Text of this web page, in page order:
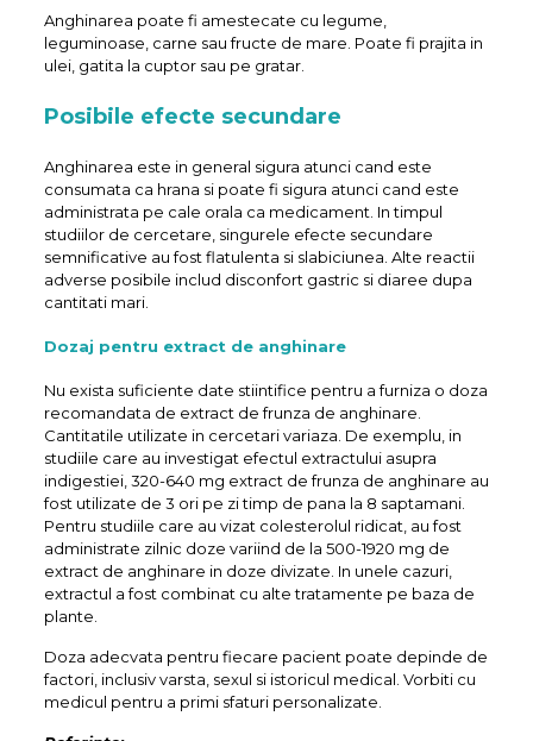
Anghinarea poate fi amestecate cu legume,
leguminoase, carne sau fructe de mare. Poate fi prajita in
ulei, gatita la cuptor sau pe gratar.
Posibile efecte secundare
Anghinarea este in general sigura atunci cand este
consumata ca hrana si poate fi sigura atunci cand este
administrata pe cale orala ca medicament. In timpul
studiilor de cercetare, singurele efecte secundare
semnificative au fost flatulenta si slabiciunea. Alte reactii
adverse posibile includ disconfort gastric si diaree dupa
cantitati mari.
Dozaj pentru extract de anghinare
Nu exista suficiente date stiintifice pentru a furniza o doza
recomandata de extract de frunza de anghinare.
Cantitatile utilizate in cercetari variaza. De exemplu, in
studiile care au investigat efectul extractului asupra
indigestiei, 320-640 mg extract de frunza de anghinare au
fost utilizate de 3 ori pe zi timp de pana la 8 saptamani.
Pentru studiile care au vizat colesterolul ridicat, au fost
administrate zilnic doze variind de la 500-1920 mg de
extract de anghinare in doze divizate. In unele cazuri,
extractul a fost combinat cu alte tratamente pe baza de
plante.
Doza adecvata pentru fiecare pacient poate depinde de
factori, inclusiv varsta, sexul si istoricul medical. Vorbiti cu
medicul pentru a primi sfaturi personalizate.